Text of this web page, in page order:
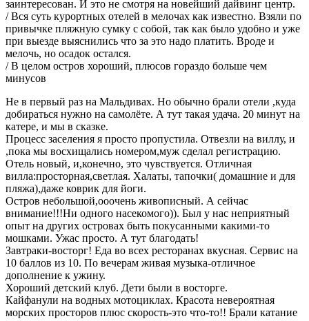
заинтересован. И это не смотря на новейший дайвинг центр.
/ Вся суть курортных отелей в мелочах как известно. Взяли по
привычке пляжную сумку с собой, так как было удобно и уже
при выезде выяснились что за это надо платить. Вроде и
мелочь, но осадок остался.
/ В целом остров хороший, плюсов гораздо больше чем
минусов
Не в первый раз на Мальдивах. Но обычно брали отели ,куда
добираться нужно на самолёте. А тут такая удача. 20 минут на
катере, и мы в сказке.
Процесс заселения я просто пропустила. Отвезли на виллу, и
,пока мы восхищались номером,муж сделал регистрацию.
Отель новый, и,конечно, это чувствуется. Отличная
вилла:просторная,светлая. Халаты, тапочки( домашние и для
пляжа),даже коврик для йоги.
Остров небольшой,ооочень живописный. А сейчас
внимание!!!Ни одного насекомого)). Был у нас неприятный
опыт на других островах быть покусанными какими-то
мошками. Ужас просто. А тут благодать!
Завтраки-восторг! Еда во всех ресторанах вкусная. Сервис на
10 баллов из 10. По вечерам живая музыка-отличное
дополнение к ужину.
Хороший детский клуб. Дети были в восторге.
Кайфанули на водных мотоциклах. Красота невероятная
морских просторов плюс скорость-это что-то!! Брали катание